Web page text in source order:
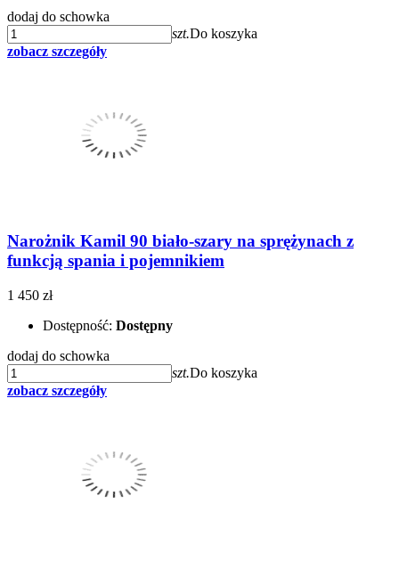
dodaj do schowka
szt.Do koszyka
zobacz szczegóły
Narożnik Kamil 90 biało-szary na sprężynach z
funkcją spania i pojemnikiem
1 450 zł
Dostępność: Dostępny
dodaj do schowka
szt.Do koszyka
zobacz szczegóły